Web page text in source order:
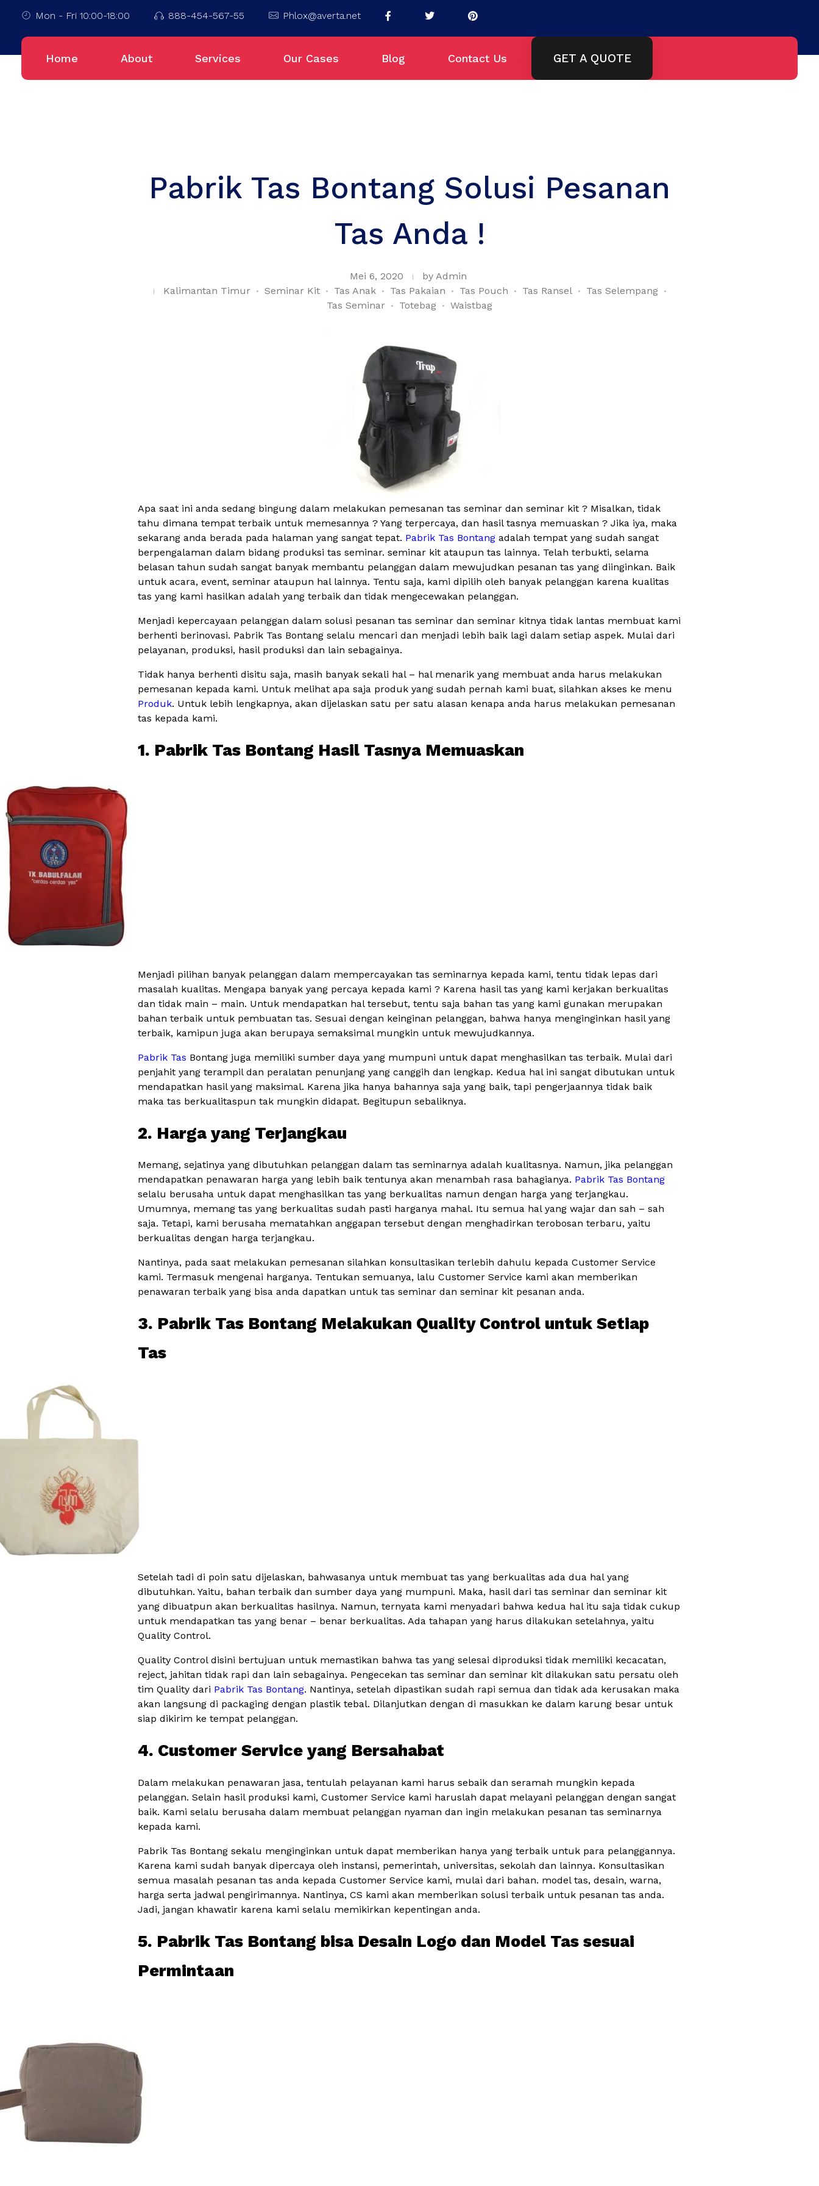
Mon - Fri 10:00-18:00 888-454-567-55 Phlox@averta.net
Home About Services Our Cases Blog Contact Us GET A QUOTE
Pabrik Tas Bontang Solusi Pesanan
Tas Anda !
Mei 6, 2020 by Admin
Kalimantan Timur
Seminar Kit Tas Anak Tas Pakaian Tas Pouch Tas Ransel
Tas Selempang
Tas Seminar
Totebag Waistbag
Apa saat ini anda sedang bingung dalam melakukan pemesanan tas seminar dan seminar kit ? Misalkan, tidak
tahu dimana tempat terbaik untuk memesannya ? Yang terpercaya, dan hasil tasnya memuaskan ? Jika iya, maka
sekarang anda berada pada halaman yang sangat tepat. Pabrik Tas Bontang adalah tempat yang sudah sangat
berpengalaman dalam bidang produksi tas seminar. seminar kit ataupun tas lainnya. Telah terbukti, selama
belasan tahun sudah sangat banyak membantu pelanggan dalam mewujudkan pesanan tas yang diinginkan. Baik
untuk acara, event, seminar ataupun hal lainnya. Tentu saja, kami dipilih oleh banyak pelanggan karena kualitas
tas yang kami hasilkan adalah yang terbaik dan tidak mengecewakan pelanggan.
Menjadi kepercayaan pelanggan dalam solusi pesanan tas seminar dan seminar kitnya tidak lantas membuat kami
berhenti berinovasi. Pabrik Tas Bontang selalu mencari dan menjadi lebih baik lagi dalam setiap aspek. Mulai dari
pelayanan, produksi, hasil produksi dan lain sebagainya.
Tidak hanya berhenti disitu saja, masih banyak sekali hal – hal menarik yang membuat anda harus melakukan
pemesanan kepada kami. Untuk melihat apa saja produk yang sudah pernah kami buat, silahkan akses ke menu
Produk. Untuk lebih lengkapnya, akan dijelaskan satu per satu alasan kenapa anda harus melakukan pemesanan
tas kepada kami.
1. Pabrik Tas Bontang Hasil Tasnya Memuaskan
Menjadi pilihan banyak pelanggan dalam mempercayakan tas seminarnya kepada kami, tentu tidak lepas dari
masalah kualitas. Mengapa banyak yang percaya kepada kami ? Karena hasil tas yang kami kerjakan berkualitas
dan tidak main – main. Untuk mendapatkan hal tersebut, tentu saja bahan tas yang kami gunakan merupakan
bahan terbaik untuk pembuatan tas. Sesuai dengan keinginan pelanggan, bahwa hanya menginginkan hasil yang
terbaik, kamipun juga akan berupaya semaksimal mungkin untuk mewujudkannya.
Pabrik Tas Bontang juga memiliki sumber daya yang mumpuni untuk dapat menghasilkan tas terbaik. Mulai dari
penjahit yang terampil dan peralatan penunjang yang canggih dan lengkap. Kedua hal ini sangat dibutukan untuk
mendapatkan hasil yang maksimal. Karena jika hanya bahannya saja yang baik, tapi pengerjaannya tidak baik
maka tas berkualitaspun tak mungkin didapat. Begitupun sebaliknya.
2. Harga yang Terjangkau
Memang, sejatinya yang dibutuhkan pelanggan dalam tas seminarnya adalah kualitasnya. Namun, jika pelanggan
mendapatkan penawaran harga yang lebih baik tentunya akan menambah rasa bahagianya. Pabrik Tas Bontang
selalu berusaha untuk dapat menghasilkan tas yang berkualitas namun dengan harga yang terjangkau.
Umumnya, memang tas yang berkualitas sudah pasti harganya mahal. Itu semua hal yang wajar dan sah – sah
saja. Tetapi, kami berusaha mematahkan anggapan tersebut dengan menghadirkan terobosan terbaru, yaitu
berkualitas dengan harga terjangkau.
Nantinya, pada saat melakukan pemesanan silahkan konsultasikan terlebih dahulu kepada Customer Service
kami. Termasuk mengenai harganya. Tentukan semuanya, lalu Customer Service kami akan memberikan
penawaran terbaik yang bisa anda dapatkan untuk tas seminar dan seminar kit pesanan anda.
3. Pabrik Tas Bontang Melakukan Quality Control untuk Setiap
Tas
Setelah tadi di poin satu dijelaskan, bahwasanya untuk membuat tas yang berkualitas ada dua hal yang
dibutuhkan. Yaitu, bahan terbaik dan sumber daya yang mumpuni. Maka, hasil dari tas seminar dan seminar kit
yang dibuatpun akan berkualitas hasilnya. Namun, ternyata kami menyadari bahwa kedua hal itu saja tidak cukup
untuk mendapatkan tas yang benar – benar berkualitas. Ada tahapan yang harus dilakukan setelahnya, yaitu
Quality Control.
Quality Control disini bertujuan untuk memastikan bahwa tas yang selesai diproduksi tidak memiliki kecacatan,
reject, jahitan tidak rapi dan lain sebagainya. Pengecekan tas seminar dan seminar kit dilakukan satu persatu oleh
tim Quality dari Pabrik Tas Bontang. Nantinya, setelah dipastikan sudah rapi semua dan tidak ada kerusakan maka
akan langsung di packaging dengan plastik tebal. Dilanjutkan dengan di masukkan ke dalam karung besar untuk
siap dikirim ke tempat pelanggan.
4. Customer Service yang Bersahabat
Dalam melakukan penawaran jasa, tentulah pelayanan kami harus sebaik dan seramah mungkin kepada
pelanggan. Selain hasil produksi kami, Customer Service kami haruslah dapat melayani pelanggan dengan sangat
baik. Kami selalu berusaha dalam membuat pelanggan nyaman dan ingin melakukan pesanan tas seminarnya
kepada kami.
Pabrik Tas Bontang sekalu menginginkan untuk dapat memberikan hanya yang terbaik untuk para pelanggannya.
Karena kami sudah banyak dipercaya oleh instansi, pemerintah, universitas, sekolah dan lainnya. Konsultasikan
semua masalah pesanan tas anda kepada Customer Service kami, mulai dari bahan. model tas, desain, warna,
harga serta jadwal pengirimannya. Nantinya, CS kami akan memberikan solusi terbaik untuk pesanan tas anda.
Jadi, jangan khawatir karena kami selalu memikirkan kepentingan anda.
5. Pabrik Tas Bontang bisa Desain Logo dan Model Tas sesuai
Permintaan